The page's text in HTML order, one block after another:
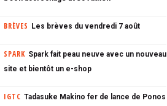
BRÈVES Les brèves du vendredi 7 août
SPARK Spark fait peau neuve avec un nouveau
site et bientôt un e-shop
IGTC Tadasuke Makino fer de lance de Ponos